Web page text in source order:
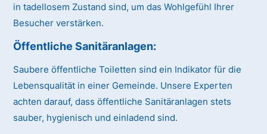
in tadellosem Zustand sind, um das Wohlgefühl Ihrer
Besucher verstärken.
Öffentliche Sanitäranlagen:
Saubere öffentliche Toiletten sind ein Indikator für die
Lebensqualität in einer Gemeinde. Unsere Experten
achten darauf, dass öffentliche Sanitäranlagen stets
sauber, hygienisch und einladend sind.